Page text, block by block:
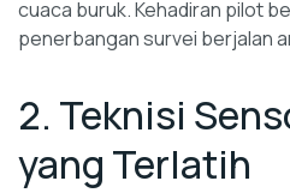
cuaca buruk. Kehadiran pilot
penerbangan survei berjalan
2. Teknisi
yang Terlatih